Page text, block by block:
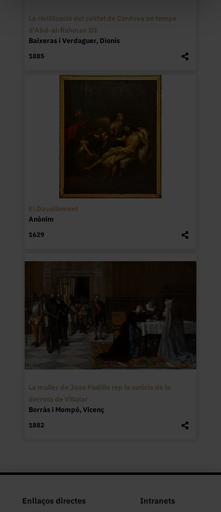
La civilització del califat de Còrdova en temps
d’Abd-al-Rahman III
Baixeras i Verdaguer, Dionís
1885
El Davallament
Anònim
1629
La muller de Juan Padilla rep la notícia de la
derrota de Villalar
Borràs i Mompó, Vicenç
1882
Enllaços directes
Intranets